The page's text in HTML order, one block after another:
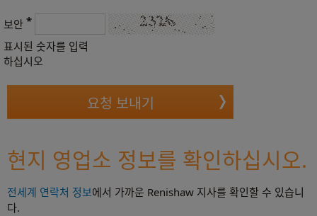
보안 *
표시된 숫자를 입력
하십시오
현지 영업소 정보를 확인하십시오.
전세계 연락처 정보에서 가까운 Renishaw 지사를 확인할 수 있습니
다.